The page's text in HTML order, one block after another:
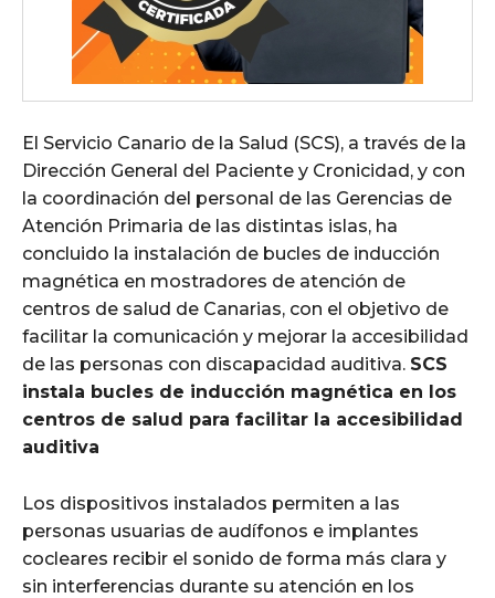
El Servicio Canario de la Salud (SCS), a través de la
Dirección General del Paciente y Cronicidad, y con
la coordinación del personal de las Gerencias de
Atención Primaria de las distintas islas, ha
concluido la instalación de bucles de inducción
magnética en mostradores de atención de
centros de salud de Canarias, con el objetivo de
facilitar la comunicación y mejorar la accesibilidad
de las personas con discapacidad auditiva. SCS
instala bucles de inducción magnética en los
centros de salud para facilitar la accesibilidad
auditiva
Los dispositivos instalados permiten a las
personas usuarias de audífonos e implantes
cocleares recibir el sonido de forma más clara y
sin interferencias durante su atención en los